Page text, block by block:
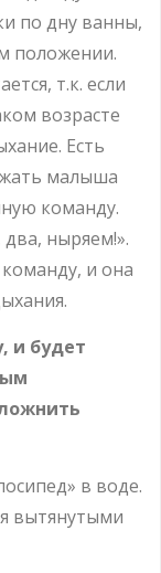
по дну ванны,
положении.
т.к. если
возрасте
Есть
малыша
команду.
ныряем!».
и она
и будет
в воде.
вытянутыми